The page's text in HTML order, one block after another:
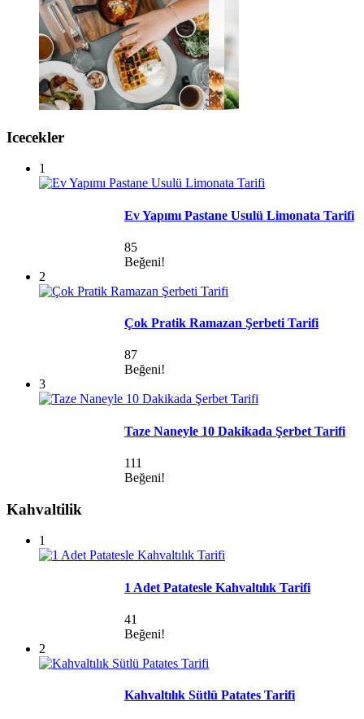
Icecekler
1
Ev Yapımı Pastane Usulü Limonata Tarifi
85
Beğeni!
2
Çok Pratik Ramazan Şerbeti Tarifi
87
Beğeni!
3
Taze Naneyle 10 Dakikada Şerbet Tarifi
111
Beğeni!
Kahvaltilik
1
1 Adet Patatesle Kahvaltılık Tarifi
41
Beğeni!
2
Kahvaltılık Sütlü Patates Tarifi